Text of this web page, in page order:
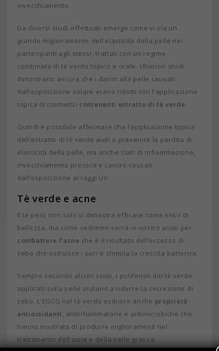
invecchiamento.
Da diversi studi effettuati emerge come vi sia un
grande miglioramento dell’elasticità della pelle nei
partecipanti agli stessi, trattati con un regime
combinato di tè verde topico e orale. Ulteriori studi
dimostrano ancora che i danni alla pelle causati
dall’esposizione solare erano ridotti con l’applicazione
topica di cosmetici contenenti estratto di tè verde.
Quindi è possibile affermare che l’applicazione topica
dell’estratto di tè verde aiuti a prevenire la perdita di
elasticità della pelle, ma anche stati di infiammazione,
invecchiamento precoce e cancro causati
dall’esposizione ai raggi UV.
Tè verde e acne
Il tè però non solo si dimostra efficace come elisir di
bellezza, ma come vedremo verrà in nostro aiuto per
combattere l’acne che è il risultato dell’eccesso di
sebo che ostruisce i pori e stimola la crescita batterica.
Sempre secondo alcuni studi, i polifenoli del tè verde
applicati sulla pelle aiutano a ridurre la secrezione di
sebo. L’EGCG nel tè verde esibisce anche proprietà
antiossidanti
, antinfiammatorie e antimicrobiche che
hanno mostrato di produrre miglioramenti nel
trattamento dell’acne e della pelle grassa.